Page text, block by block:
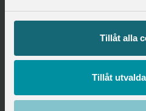
Tillåt alla
Tillåt
Hitta ditt